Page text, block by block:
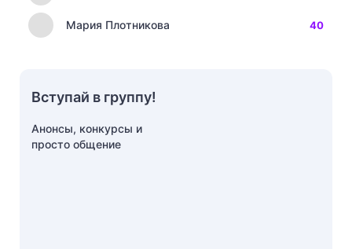
Мария Плотникова 40
Вступай в группу!
Анонсы, конкурсы и
просто общение